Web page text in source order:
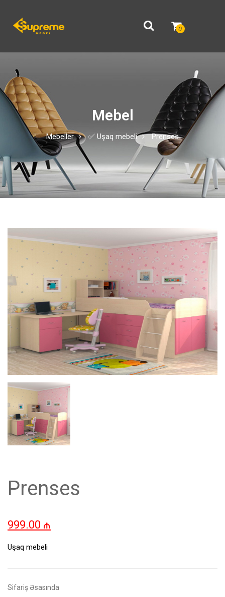
0
Mebel
Mebeller ✅ Uşaq mebeli Prenses
Prenses
999.00 ₼
Uşaq mebeli
Sifariş Əsasında